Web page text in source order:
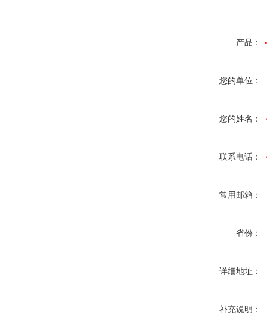
产品：
您的单位：
您的姓名：
联系电话：
常用邮箱：
省份：
详细地址：
补充说明：